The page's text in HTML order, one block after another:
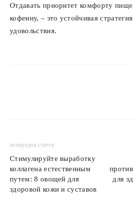
Отдавать приоритет комфорту
кофеину, – это устойчивая
удовольствия.
попередня стаття
Стимулируйте выработку
коллагена естественным
путем: 8 овощей для
здоровой кожи и суставов
для